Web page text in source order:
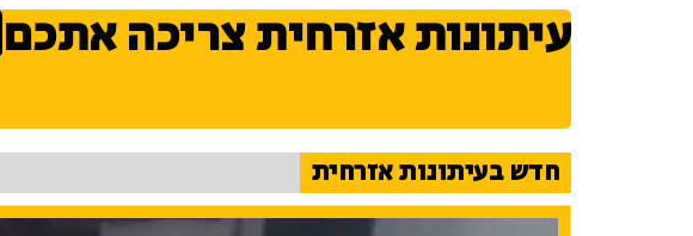
עיתונות אזרחית צריכה אתכם
חדש בעיתונות אזרחית